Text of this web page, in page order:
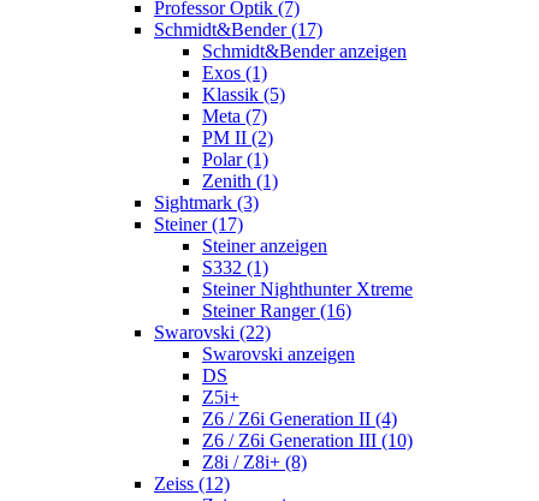
Professor Optik (7)
Schmidt&Bender (17)
Schmidt&Bender anzeigen
Exos (1)
Klassik (5)
Meta (7)
PM II (2)
Polar (1)
Zenith (1)
Sightmark (3)
Steiner (17)
Steiner anzeigen
S332 (1)
Steiner Nighthunter Xtreme
Steiner Ranger (16)
Swarovski (22)
Swarovski anzeigen
DS
Z5i+
Z6 / Z6i Generation II (4)
Z6 / Z6i Generation III (10)
Z8i / Z8i+ (8)
Zeiss (12)